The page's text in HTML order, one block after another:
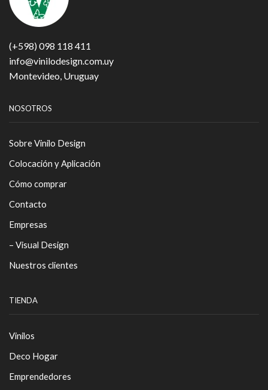
(+598) 098 118 411
info@vinilodesign.com.uy
Montevideo, Uruguay
NOSOTROS
Sobre Vinilo Design
Colocación y Aplicación
Cómo comprar
Contacto
Empresas
– Visual Design
Nuestros clientes
TIENDA
Vinilos
Deco Hogar
Emprendedores